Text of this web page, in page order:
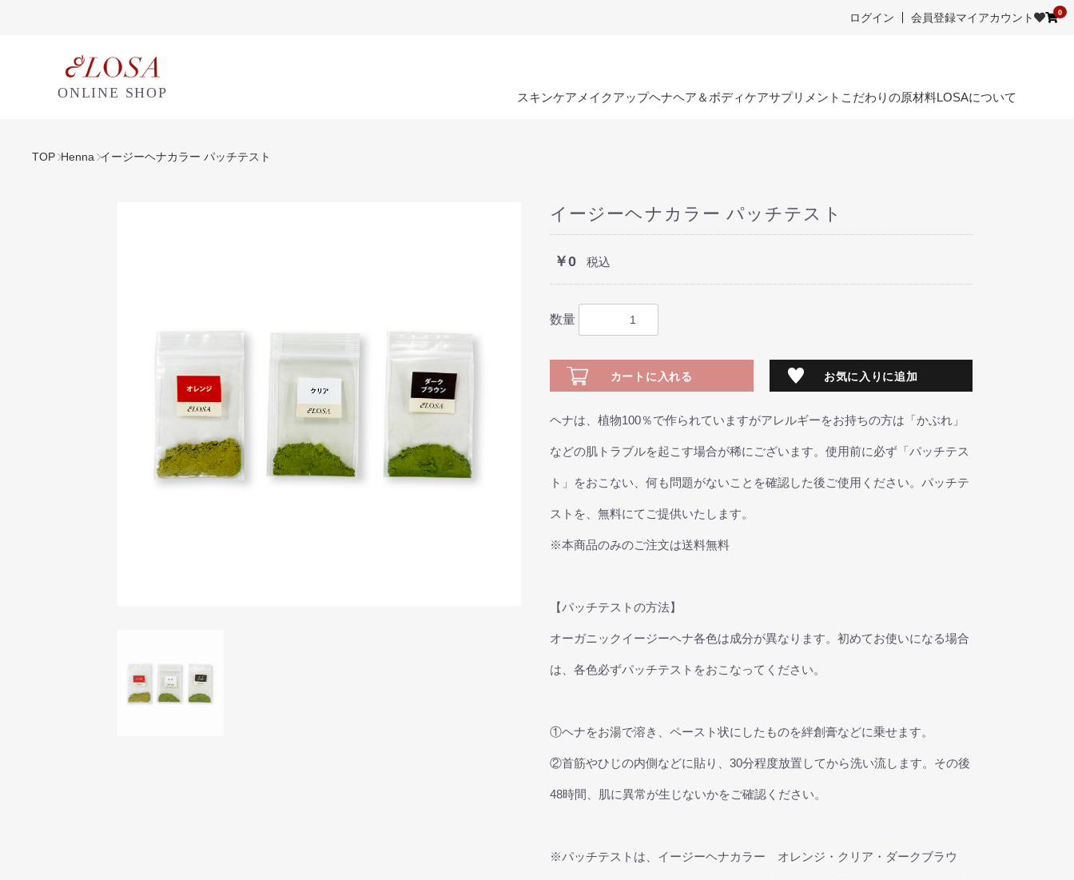
ログイン 会員登録マイアカウント 0
ONLINE SHOP スキンケア メイクアップヘナヘア＆ボディケアサプリメント こだわりの原材料LOSAについて
TOP Henna イージーヘナカラー パッチテスト
イージーヘナカラー パッチテスト
￥0 税込
数量
カートに入れる お気に入りに追加
ヘナは、植物100％で作られていますがアレルギーをお持ちの方は「かぶれ」
などの肌トラブルを起こす場合が稀にございます。使用前に必ず「パッチテス
ト」をおこない、何も問題がないことを確認した後ご使用ください。パッチテ
ストを、無料にてご提供いたします。
※本商品のみのご注文は送料無料
【パッチテストの方法】
オーガニックイージーヘナ各色は成分が異なります。初めてお使いになる場合
は、各色必ずパッチテストをおこなってください。
①ヘナをお湯で溶き、ペースト状にしたものを絆創膏などに乗せます。
②首筋やひじの内側などに貼り、30分程度放置してから洗い流します。その後
48時間、肌に異常が生じないかをご確認ください。
※パッチテストは、イージーヘナカラー オレンジ・クリア・ダークブラウ